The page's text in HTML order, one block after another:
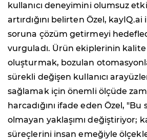
kullanıcı deneyimini olumsuz
artırdığını belirten Özel, kayIQ.ai
soruna çözüm getirmeyi
vurguladı. Ürün ekiplerinin kalite
oluşturmak, bozulan
sürekli değişen kullanıcı
sağlamak için önemli ölçüde
harcadığını ifade eden Özel,
olmayan yaklaşımı değiştiriyor;
süreçlerini insan emeğiyle